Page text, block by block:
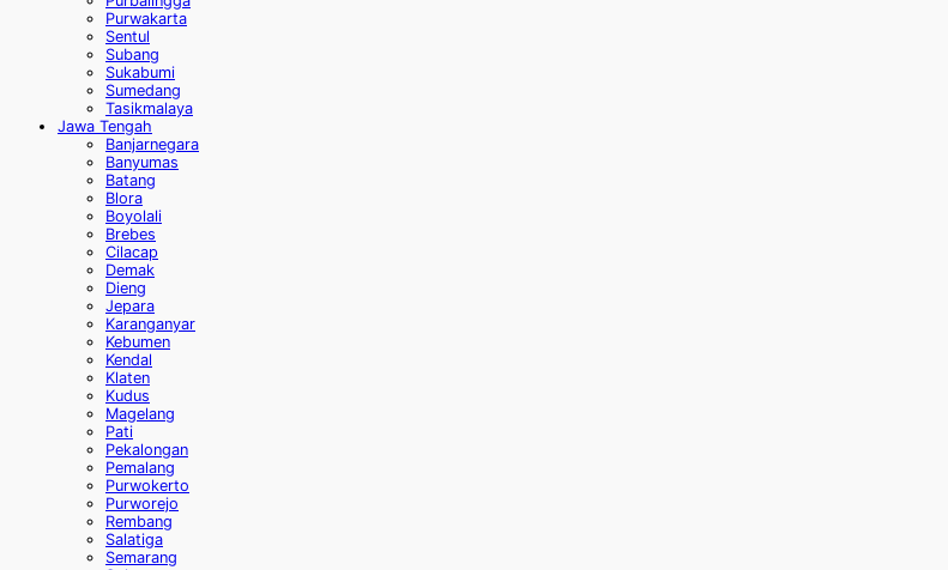
Purwakarta
Sentul
Subang
Sukabumi
Sumedang
Tasikmalaya
Jawa Tengah
Banjarnegara
Banyumas
Batang
Blora
Boyolali
Brebes
Cilacap
Demak
Dieng
Jepara
Karanganyar
Kebumen
Kendal
Klaten
Kudus
Magelang
Pati
Pekalongan
Pemalang
Purwokerto
Purworejo
Rembang
Salatiga
Semarang